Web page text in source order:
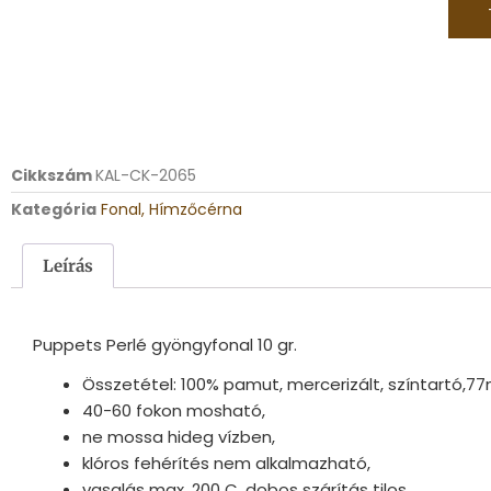
CikkszámKAL-CK-2065
Kategória Fonal, Hímzőcérna
Leírás
Puppets Perlé gyöngyfonal 10 gr.
Összetétel: 100% pamut, mercerizált,
40-60 fokon mosható,
ne mossa hideg vízben,
klóros fehérítés nem alkalmazható,